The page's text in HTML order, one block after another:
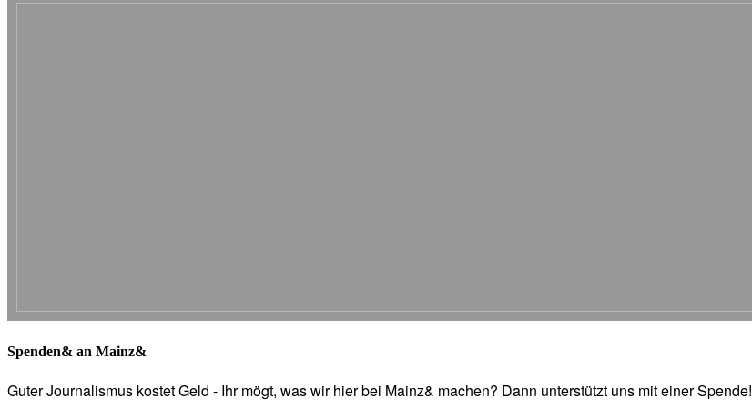
Spenden& an Mainz&
Guter Journalismus kostet Geld - Ihr mögt, was wir hier bei Mainz& machen? Dann unterstützt uns mit einer Spende!